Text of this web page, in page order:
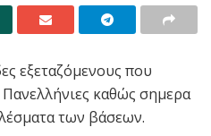
εξεταζόμενους που
καθώς σημερα
των βάσεων.